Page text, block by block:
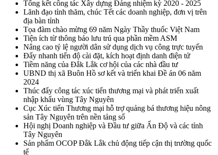
Tổng kết công tác Xây dựng Đảng nhiệm kỳ 2020 - 2025
Lãnh đạo tỉnh thăm, chúc Tết các doanh nghiệp, đơn vị trên
địa bàn tỉnh
Tọa đàm chào mừng 69 năm Ngày Thầy thuốc Việt Nam
Tiện ích từ thông báo lưu trú qua phần mềm ASM
Nâng cao tỷ lệ người dân sử dụng dịch vụ công trực tuyến
Đẩy nhanh tiến độ cài đặt, kích hoạt định danh điện tử
Tiềm năng của Đắk Lắk cơ hội của các nhà đầu tư
UBND thị xã Buôn Hồ sơ kết và triển khai Đề án 06 năm
2024
Thúc đẩy công tác xúc tiến thương mại và phát triển xuất
nhập khẩu vùng Tây Nguyên
Cục Xúc tiến Thương mại hỗ trợ quảng bá thương hiệu nông
sản Tây Nguyên trên nền tảng số
Hội nghị Doanh nghiệp và Đầu tư giữa Ấn Độ và các tỉnh
Tây Nguyên
Sản phẩm OCOP Đắk Lắk chủ động tiếp cận thị trường quốc
tế